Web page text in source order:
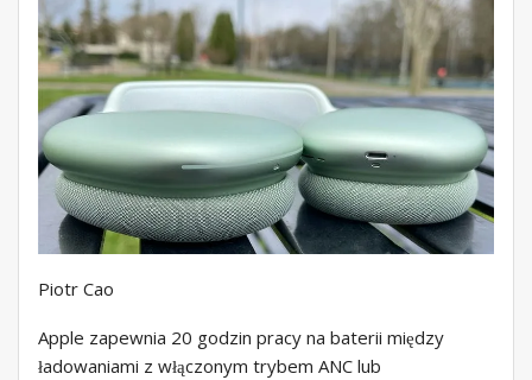
Piotr Cao
Apple zapewnia 20 godzin pracy na baterii między
ładowaniami z włączonym trybem ANC lub